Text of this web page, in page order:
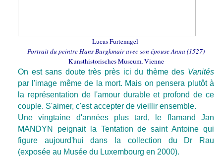
Lucas Furtenagel
Portrait du peintre Hans Burgkmair avec son épouse Anna (1527)
Kunsthistorisches Museum, Vienne
On est sans doute très près ici du thème des Vanités
par l'image même de la mort. Mais on pensera plutôt à
la représentation de l'amour durable et profond de ce
couple. S'aimer, c'est accepter de vieillir ensemble.
Une vingtaine d'années plus tard, le flamand Jan
MANDYN peignait la Tentation de saint Antoine qui
figure aujourd'hui dans la collection du Dr Rau
(exposée au Musée du Luxembourg en 2000).